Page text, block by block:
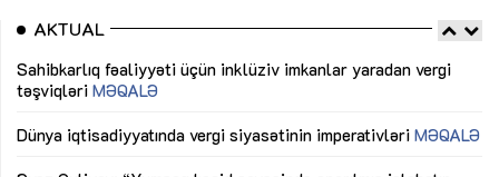
AKTUAL
Sahibkarlıq fəaliyyəti üçün inklüziv imkanlar yaradan vergi
təşviqləri MƏQALƏ
Dünya iqtisadiyyatında vergi siyasətinin imperativləri MƏQALƏ